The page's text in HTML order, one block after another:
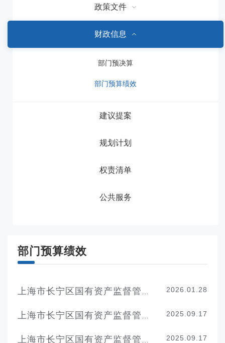
政策文件
财政信息
部门预决算
部门预算绩效
建议提案
规划计划
权责清单
公共服务
部门预算绩效
2026.01.28
2025.09.17
2025.09.17